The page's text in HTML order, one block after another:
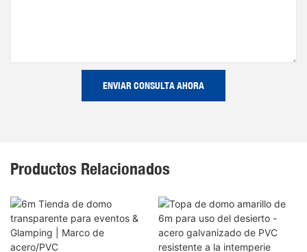
ENVIAR CONSULTA AHORA
Productos Relacionados